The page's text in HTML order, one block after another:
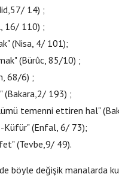
14) ;
16/ 110) ;
(Nisa, 4/ 101);
(Bürûc, 85/10) ;
68/6) ;
(Bakara,2/ 193) ;
temenni ettiren hal"
Küfür" (Enfal, 6/ 73);
(Tevbe,9/ 49).
böyle değişik